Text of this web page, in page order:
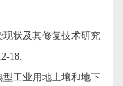
状及其修复技术研究
18.
工业用地土壤和地下